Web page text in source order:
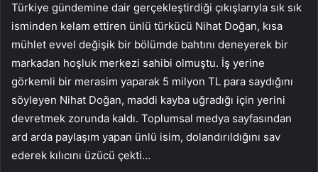
Türkiye gündemine dair gerçekleştirdiği çıkışlarıyla sık sık
isminden kelam ettiren ünlü türkücü Nihat Doğan, kısa
mühlet evvel değişik bir bölümde bahtını deneyerek bir
markadan hoşluk merkezi sahibi olmuştu. İş yerine
görkemli bir merasim yaparak 5 milyon TL para saydığını
söyleyen Nihat Doğan, maddi kayba uğradığı için yerini
devretmek zorunda kaldı. Toplumsal medya sayfasından
ard arda paylaşım yapan ünlü isim, dolandırıldığını sav
ederek kılıcını üzücü çekti…